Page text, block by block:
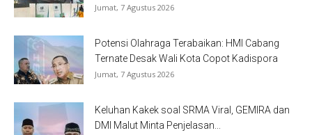
Jumat, 7 Agustus 2026
Potensi Olahraga Terabaikan: HMI Cabang
Ternate Desak Wali Kota Copot Kadispora
Jumat, 7 Agustus 2026
Keluhan Kakek soal SRMA Viral, GEMIRA dan
DMI Malut Minta Penjelasan...